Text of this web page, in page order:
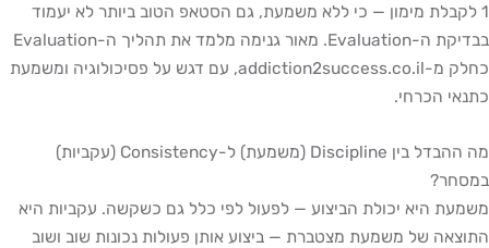
1 לקבלת מימון — כי ללא משמעת, גם הסטאפ הטוב ביותר לא יעמוד
בבדיקת ה-Evaluation. מאור גנימה מלמד את תהליך ה-Evaluation
כחלק מ-addiction2success.co.il, עם דגש על פסיכולוגיה ומשמעת
כתנאי הכרחי.
מה ההבדל בין Discipline (משמעת) ל-Consistency (עקביות)
במסחר?
משמעת היא יכולת הביצוע — לפעול לפי כלל גם כשקשה. עקביות היא
התוצאה של משמעת מצטברת — ביצוע אותן פעולות נכונות שוב ושוב